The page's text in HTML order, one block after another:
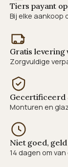
Tiers payant
Bij elke aankoop
Gratis levering
Zorgvuldige
Gecertificeerd
Monturen en
Niet goed,
14 dagen om